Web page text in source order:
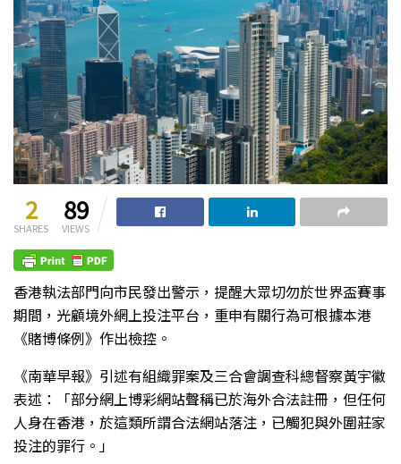
2
SHARES
89
VIEWS
香港執法部門向市民發出警示，提醒大眾切勿於世界盃賽事
期間，光顧境外網上投注平台，重申有關行為可根據本港
《賭博條例》作出檢控。
《南華早報》引述有組織罪案及三合會調查科總督察黃宇徽
表述：「部分網上博彩網站聲稱已於海外合法註冊，但任何
人身在香港，於這類所謂合法網站落注，已觸犯與外圍莊家
投注的罪行。」